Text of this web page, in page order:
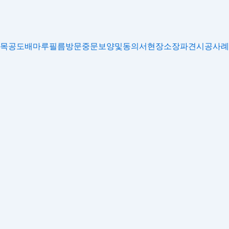
목공 도배마루필름방문중문 보양및동의서현장소장파견시공사례